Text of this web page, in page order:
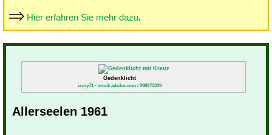
Hier erfahren Sie mehr dazu.
Gedenklicht
izzzy71 - stock.adobe.com / 298973339
Allerseelen 1961